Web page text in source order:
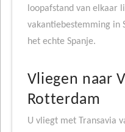
loopafstand van elkaar
vakantiebestemming in
het echte Spanje.
Vliegen naar
Rotterdam
U vliegt met Transavia